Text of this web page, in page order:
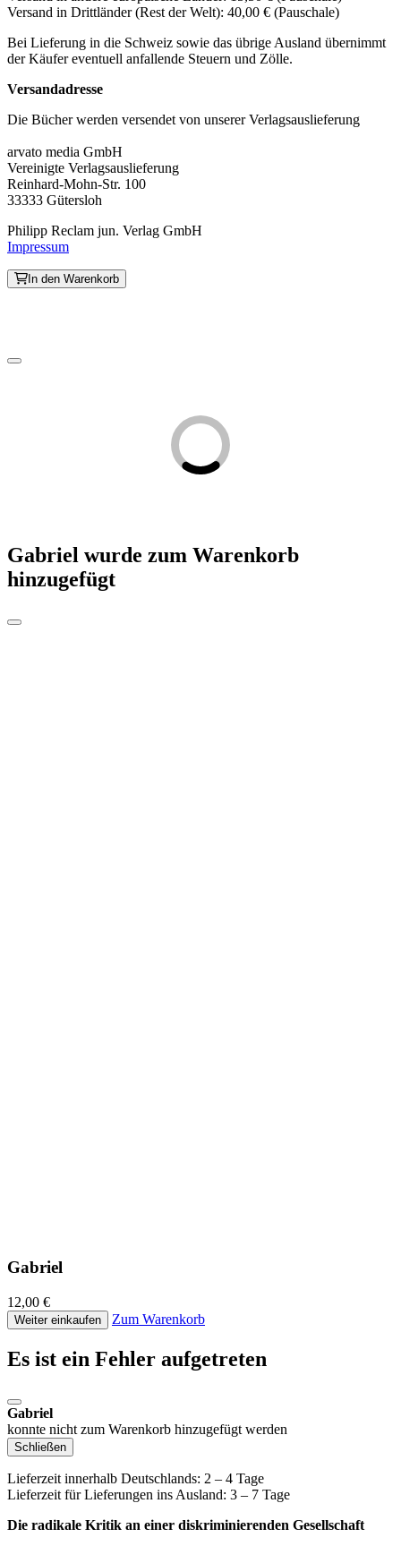
Versand in Drittländer (Rest der Welt): 40,00 € (Pauschale)
Bei Lieferung in die Schweiz sowie das übrige Ausland übernimmt
der Käufer eventuell anfallende Steuern und Zölle.
Versandadresse
Die Bücher werden versendet von unserer Verlagsauslieferung
arvato media GmbH
Vereinigte Verlagsauslieferung
Reinhard-Mohn-Str. 100
33333 Gütersloh
Philipp Reclam jun. Verlag GmbH
Impressum
In den Warenkorb
Gabriel wurde zum Warenkorb
hinzugefügt
Gabriel
12,00 €
Weiter einkaufen Zum Warenkorb
Es ist ein Fehler aufgetreten
Gabriel
konnte nicht zum Warenkorb hinzugefügt werden
Schließen
Lieferzeit innerhalb Deutschlands: 2 – 4 Tage
Lieferzeit für Lieferungen ins Ausland: 3 – 7 Tage
Die radikale Kritik an einer diskriminierenden Gesellschaft